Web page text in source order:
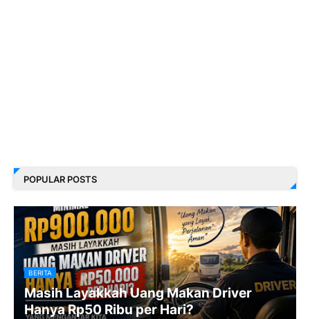
POPULAR POSTS
BERITA
Masih Layakkah Uang Makan Driver
Hanya Rp50 Ribu per Hari?